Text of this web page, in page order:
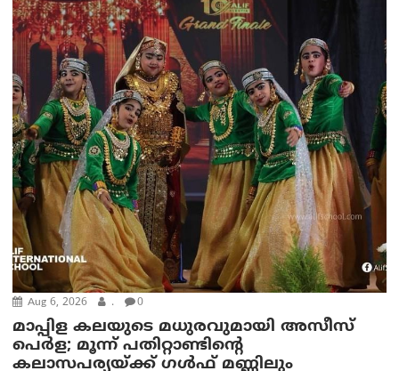
Aug 6, 2026 . 0
മാപ്പിള കലയുടെ മധുരവുമായി അസീസ്
പെർള; മൂന്ന് പതിറ്റാണ്ടിന്റെ
കലാസപര്യയ്ക്ക് ഗൾഫ് മണ്ണിലും